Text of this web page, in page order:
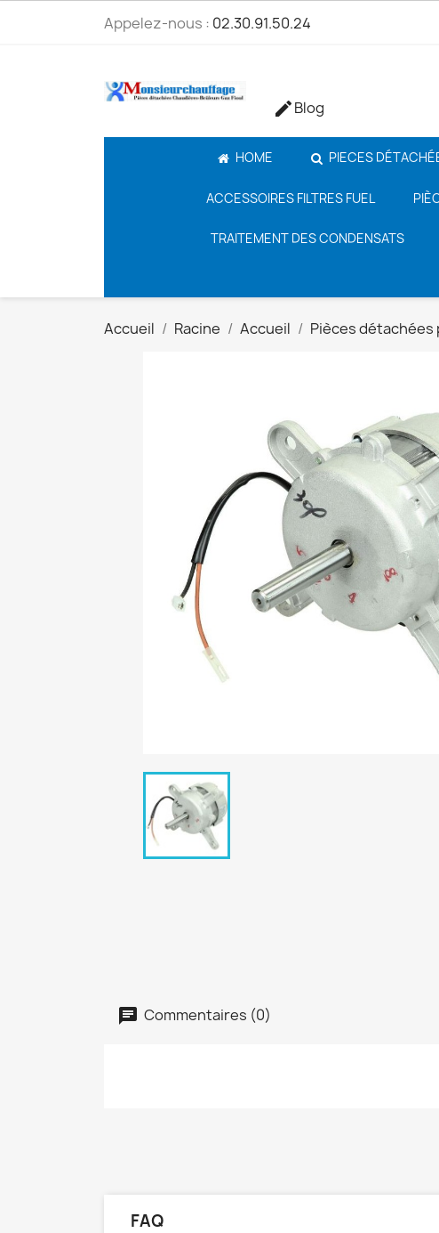
Appelez-nous : 02.30.91.50.24
Blog
HOME PIECES
ACCESSOIRES FILTRES FUEL
TRAITEMENT DES CONDENSATS
Accueil Racine Accueil Pièces détachées
Commentaires (0)
FAQ